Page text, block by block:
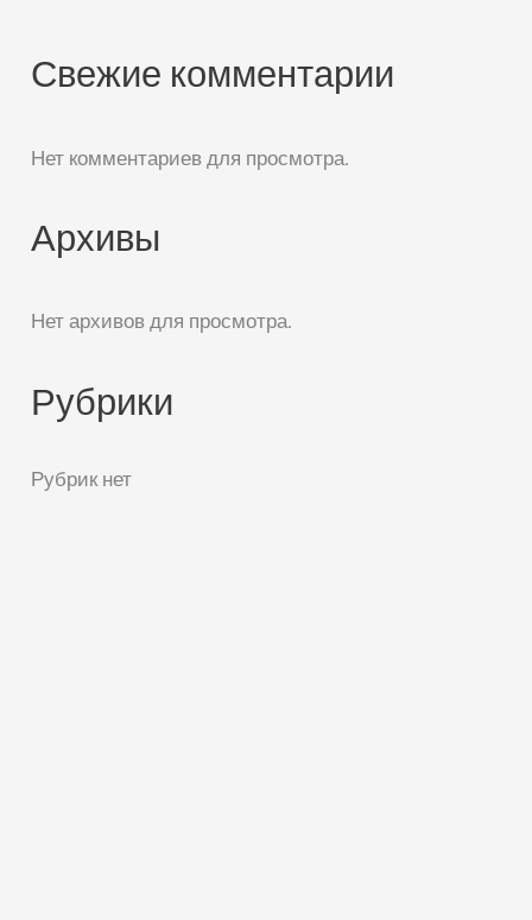
Свежие комментарии
Нет комментариев для просмотра.
Архивы
Нет архивов для просмотра.
Рубрики
Рубрик нет